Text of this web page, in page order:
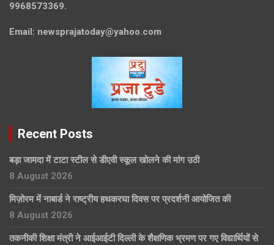
9968573369.
Email: newsprajatoday@yahoo.com
Recent Posts
बड़ा जामदा में टाटा स्टील से डीएवी स्कूल खोलने की मांग उठी
8 August 2026
मिज़ोरम में नाबार्ड ने राष्ट्रीय हथकरघा दिवस पर प्रदर्शनी आयोजित की
8 August 2026
तकनीकी शिक्षा मंत्री ने आईआईटी दिल्ली के शैक्षणिक भ्रमण पर गए विद्यार्थियों से